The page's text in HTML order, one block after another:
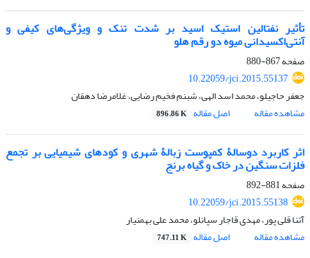
تأثیر نفتالین استیک اسید بر شدت تنک و ویژگی‌های کیفی و
آنتی‌اکسیدانی میوه دو رقم هلو
صفحه867-880
10.22059/jci.2015.55137
جعفر حاجیلو، محمد اسد الهی، شبنم فخیم رضایی، غلامرضا دهقان
مشاهده مقاله
اصل مقاله 896.86 K
اثر کاربرد دوسالۀ کمپوست زبالۀ شهری و کودهای شیمیایی بر تجمع
فلزات سنگین در خاک و گیاه برنج
صفحه881-892
10.22059/jci.2015.55138
آتنا قلی پور، مهدی قاجار سپانلو، محمد علی بهمنیار
مشاهده مقاله
اصل مقاله 747.11 K